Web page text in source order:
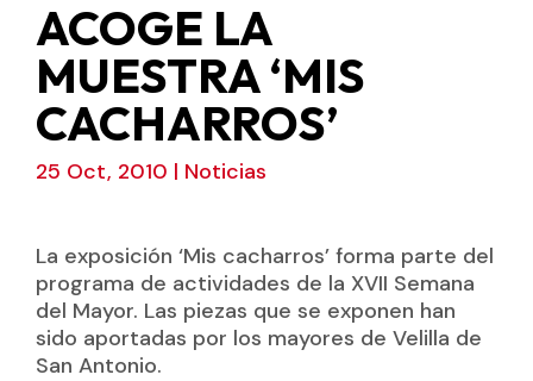
ACOGE LA
MUESTRA ‘MIS
CACHARROS’
25 Oct, 2010 | Noticias
La exposición ‘Mis cacharros’ forma parte del
programa de actividades de la XVII Semana
del Mayor. Las piezas que se exponen han
sido aportadas por los mayores de Velilla de
San Antonio.